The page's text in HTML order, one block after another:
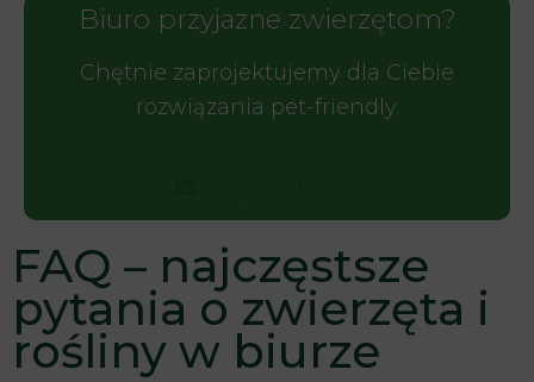
Biuro przyjazne zwierzętom?
Chętnie zaprojektujemy dla Ciebie
rozwiązania pet-friendly.
FAQ – najczęstsze
pytania o zwierzęta i
rośliny w biurze